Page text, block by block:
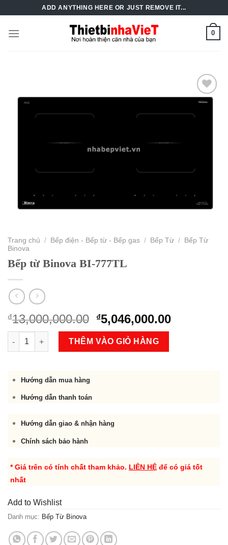
content
ADD ANYTHING HERE OR JUST REMOVE IT...
0
Add to
Wishlist
Trang chủ / Bếp điện - Bếp từ - Bếp gas / Bếp Từ / Bếp Từ
Binova
Bếp từ Binova BI-777TL
₫13,000,000.00 Original
price
was:
₫13,000,000.00.
₫5,046,000.00Current
Bếp từ Binova BI-777TL số lượng
THÊM VÀO GIỎ HÀNG
Hướng dẫn mua hàng
Hướng dẫn thanh toán
Hướng dẫn giao & nhận hàng
Chính sách bảo hành
* Giá trên có tính chất tham khảo. LIÊN HỆ để có giá tốt
nhất
Add to Wishlist
Danh mục: Bếp Từ Binova